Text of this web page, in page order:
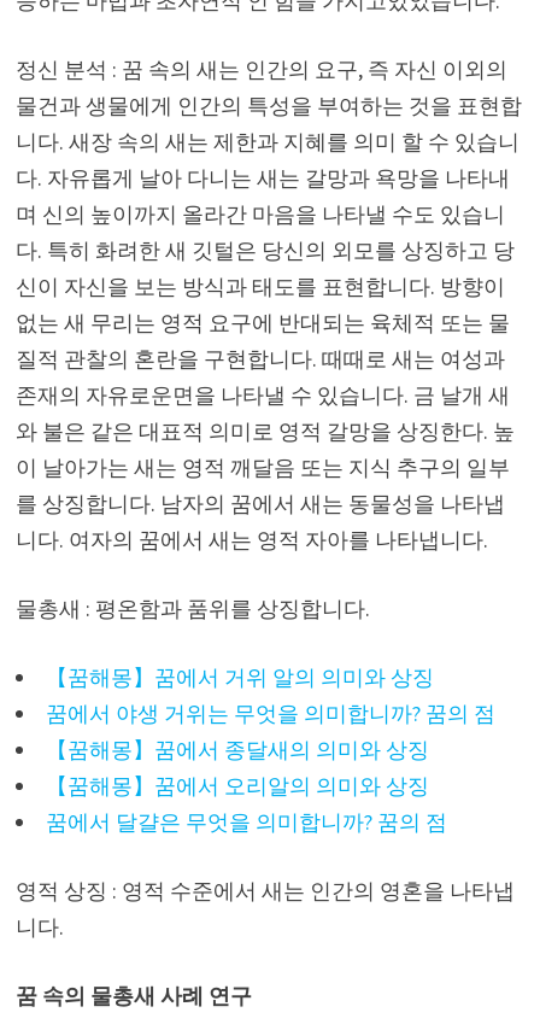
정신 분석 : 꿈 속의 새는 인간의 요구, 즉 자신 이외의
물건과 생물에게 인간의 특성을 부여하는 것을 표현합
니다. 새장 속의 새는 제한과 지혜를 의미 할 수 있습니
다. 자유롭게 날아 다니는 새는 갈망과 욕망을 나타내
며 신의 높이까지 올라간 마음을 나타낼 수도 있습니
다. 특히 화려한 새 깃털은 당신의 외모를 상징하고 당
신이 자신을 보는 방식과 태도를 표현합니다. 방향이
없는 새 무리는 영적 요구에 반대되는 육체적 또는 물
질적 관찰의 혼란을 구현합니다. 때때로 새는 여성과
존재의 자유로운면을 나타낼 수 있습니다. 금 날개 새
와 불은 같은 대표적 의미로 영적 갈망을 상징한다. 높
이 날아가는 새는 영적 깨달음 또는 지식 추구의 일부
를 상징합니다. 남자의 꿈에서 새는 동물성을 나타냅
니다. 여자의 꿈에서 새는 영적 자아를 나타냅니다.
물총새 : 평온함과 품위를 상징합니다.
【꿈해몽】꿈에서 거위 알의 의미와 상징
꿈에서 야생 거위는 무엇을 의미합니까? 꿈의 점
【꿈해몽】꿈에서 종달새의 의미와 상징
【꿈해몽】꿈에서 오리알의 의미와 상징
꿈에서 달걀은 무엇을 의미합니까? 꿈의 점
영적 상징 : 영적 수준에서 새는 인간의 영혼을 나타냅
니다.
꿈 속의 물총새 사례 연구